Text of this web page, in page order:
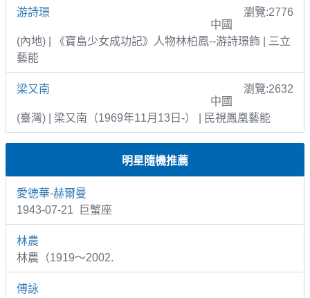
游詩璟
瀏覽:2776
中國
(內地) | 《寶島少女成功記》人物林柏鳳--游詩璟飾 | 三立
藝能
梁又南
瀏覽:2632
中國
(臺灣) | 梁又南（1969年11月13日-） | 民視鳳凰藝能
明星隨機推薦
愛德華-赫爾曼
1943-07-21 巨蟹座
林農
林農（1919～2002.
傅詠